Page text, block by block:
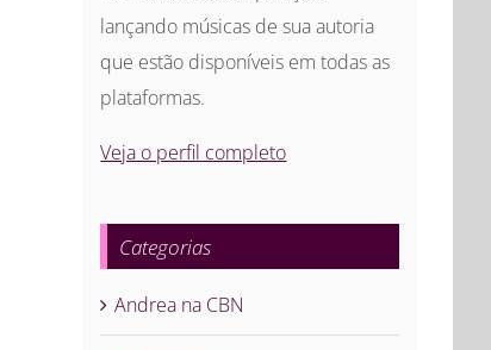
lançando músicas de sua autoria
que estão disponíveis em todas as
plataformas.
Veja o perfil completo
Categorias
Andrea na CBN